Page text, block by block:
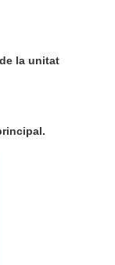
la unitat